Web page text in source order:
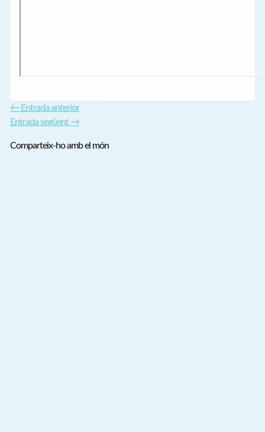
←Entrada anterior
Entrada següent→
Comparteix-ho amb el món